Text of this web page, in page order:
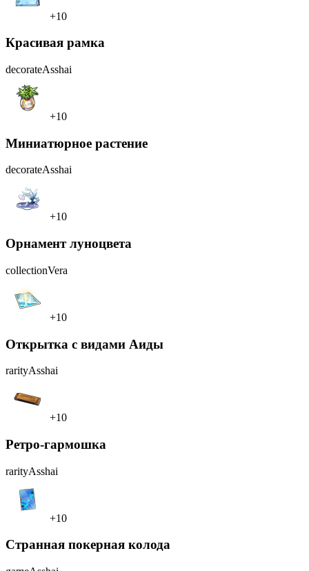
+10
Красивая рамка
decorateAsshai
+10
Миниатюрное растение
decorateAsshai
+10
Орнамент луноцвета
collectionVera
+10
Открытка с видами Аиды
rarityAsshai
+10
Ретро-гармошка
rarityAsshai
+10
Странная покерная колода